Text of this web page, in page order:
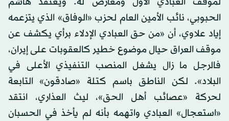
الحبوبي، نائب الأمين العام لحزب «الوفاق» الذي يتزعمه
إياد علاوي، أن «من حق العبادي الإدلاء برأي يكشف عن
موقف العراق حيال موضوع خطير كالعقوبات على إيران،
فالرجل ما زال يشغل المنصب التنفيذي الأعلى في
البلاد». لكن الناطق باسم كتلة «صادقون» التابعة
لحركة «عصائب أهل الحق»، ليث العذاري، انتقد
«استعجال» العبادي واتهمه بأنه لم يأخذ في الحسبان